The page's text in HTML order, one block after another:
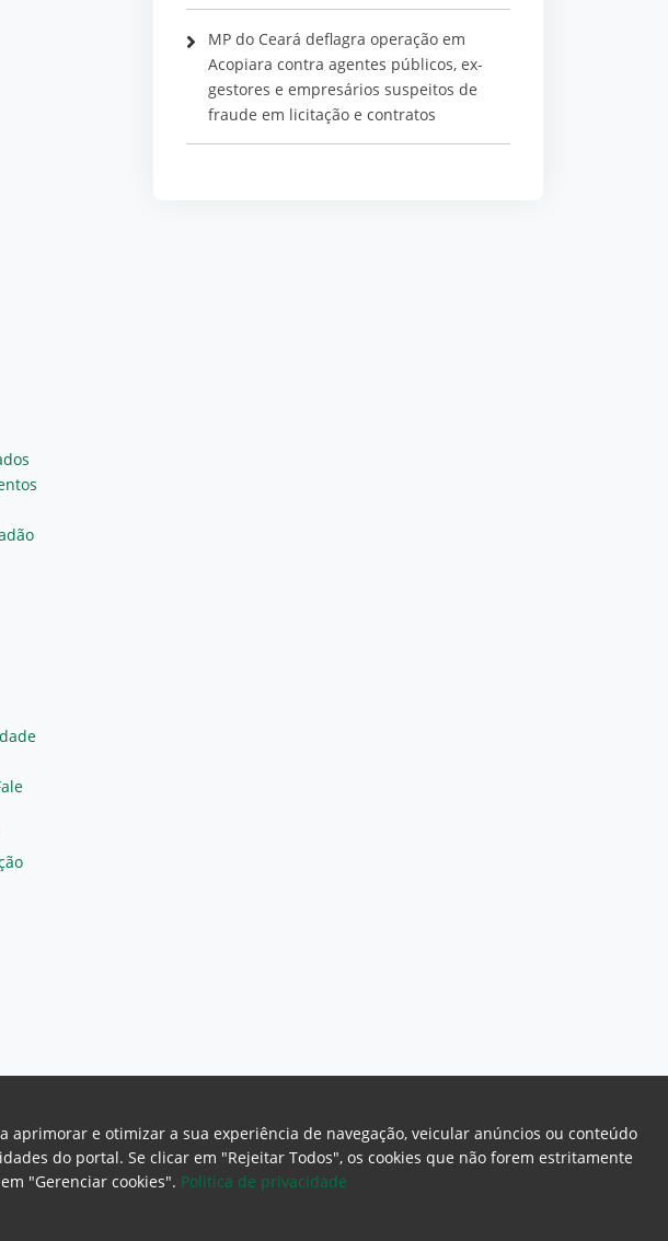
MP do Ceará deflagra operação em
Acopiara contra agentes públicos, ex-
gestores e empresários suspeitos de
fraude em licitação e contratos
e otimizar a sua experiência de navegação, veicular anúncios ou conteúdo
do portal. Se clicar em "Rejeitar Todos", os cookies que não forem estritamente
"Gerenciar cookies". Politica de privacidade